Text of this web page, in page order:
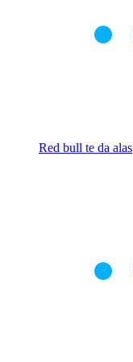
Red bull te da alas